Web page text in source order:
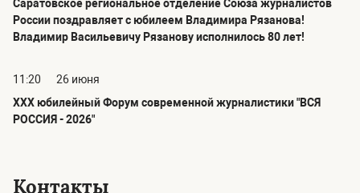
Саратовское региональное отделение Союза журналистов
России поздравляет с юбилеем Владимира Рязанова!
Владимир Васильевичу Рязанову исполнилось 80 лет!
11:20
26 июня
ХХХ юбилейный Форум современной журналистики "ВСЯ
РОССИЯ - 2026"
Контакты